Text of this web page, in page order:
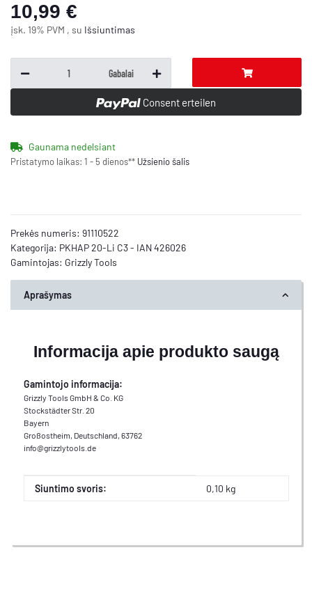
10,99 €
įsk. 19% PVM , su Išsiuntimas
Gabalai
Consent erteilen
Gaunama nedelsiant
Pristatymo laikas: 1 - 5 dienos** Užsienio šalis
Prekės numeris: 91110522
Kategorija: PKHAP 20-Li C3 - IAN 426026
Gamintojas: Grizzly Tools
Aprašymas
Informacija apie produkto saugą
Gamintojo informacija:
Grizzly Tools GmbH & Co. KG
Stockstädter Str. 20
Bayern
Großostheim, Deutschland, 63762
info@grizzlytools.de
#productDetails.itemInformation#
#productDetails.itemValue#
Siuntimo svoris: 0,10 kg